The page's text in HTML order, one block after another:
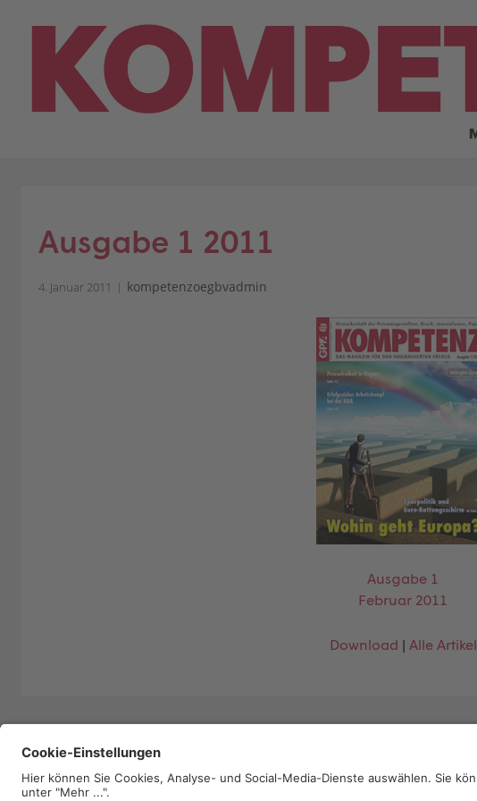
Ausgabe 1 2011
4. Januar 2011 kompetenzoegbvadmin
Ausgabe 1
Februar 2011
Download | Alle Artikel